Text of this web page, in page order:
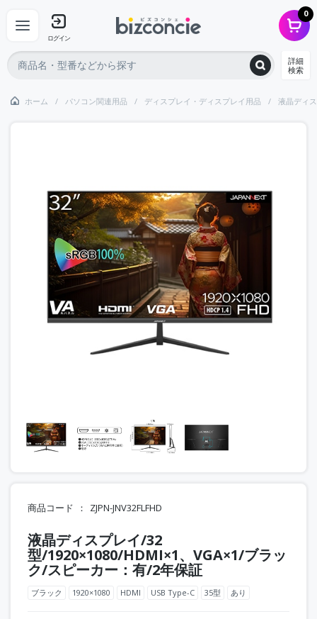
ログイン
0
詳細
検索
ホーム パソコン関連用品 ディスプレイ・ディスプレイ用品 液晶ディ
商品コード ZJPN-JNV32FLFHD
液晶ディスプレイ/32
型/1920×1080/HDMI×1、VGA×1/ブラッ
ク/スピーカー：有/2年保証
ブラック 1920×1080 HDMI USB Type-C 35型 あり